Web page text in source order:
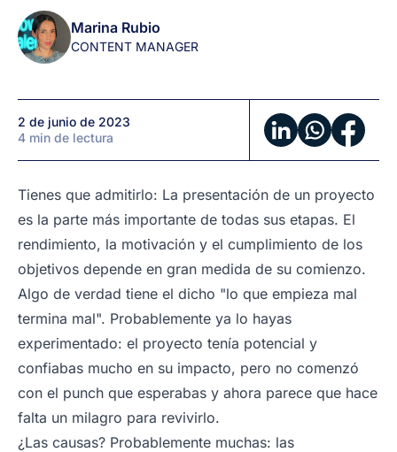
el
rendimiento
de
empleados
Marina Rubio
CONTENT MANAGER
2 de junio de 2023
4 min de lectura
Tienes que admitirlo: La presentación de un proyecto
es la parte más importante de todas sus etapas. El
rendimiento, la motivación y el cumplimiento de los
objetivos depende en gran medida de su comienzo.
Algo de verdad tiene el dicho "lo que empieza mal
termina mal". Probablemente ya lo hayas
experimentado: el proyecto tenía potencial y
confiabas mucho en su impacto, pero no comenzó
con el punch que esperabas y ahora parece que hace
falta un milagro para revivirlo.
¿Las causas? Probablemente muchas: las